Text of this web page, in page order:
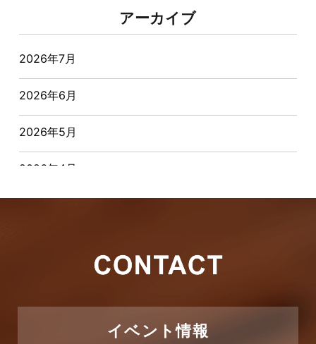
オーナー様からの質問
おすすめ物件
お客様インタビュー
お客様の声
つくばエクスプレス線
アーカイブ
2026年7月
2026年6月
2026年5月
2026年4月
イベント情報